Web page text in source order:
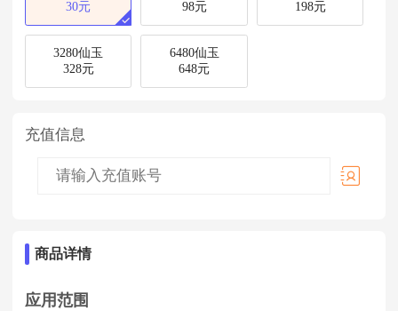
30元
98元
198元
3280仙玉
328元
6480仙玉
648元
充值信息
商品详情
应用范围